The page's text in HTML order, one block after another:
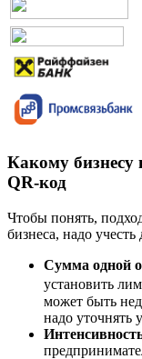
Какому бизнесу
QR-код
Чтобы понять,
бизнеса, надо
Сумма одной
установить
может быть
надо уточнять